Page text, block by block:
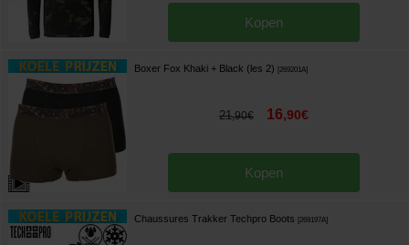
Kopen
Boxer Fox Khaki + Black (les 2) 269201A]
21,90€ 16,90€
Kopen
Chaussures Trakker Techpro Boots 269197A]